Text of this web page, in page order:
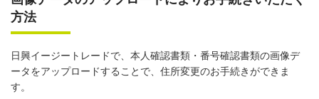
方法
日興イージートレードで、本人確認書類・番号確認書類の画像デ
ータをアップロードすることで、住所変更のお手続きができま
す。